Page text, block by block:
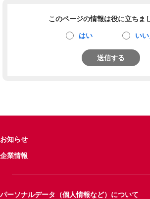
このページの情報は役に立ちま
はい いい
送信する
お知らせ
企業情報
パーソナルデータ（個人情報など）について